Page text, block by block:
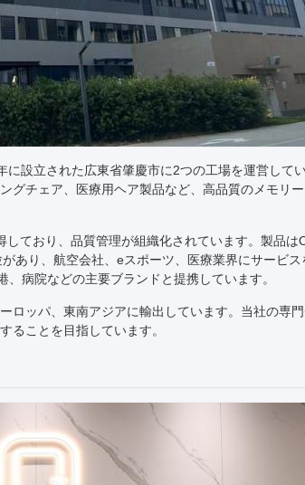
設立された広東省肇慶市に2つの工場を運営して
グチェア、医療用ヘア製品など、高品質のメモリ
ており、品質管理が組織化されています。製品
あり、航空会社、eスポーツ、医療業界にサービ
病院などの主要ブランドと提携しています。
ロッパ、東南アジアに輸出しています。当社の専
ることを目指しています。